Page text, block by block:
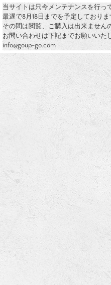
当サイトは只今メンテナンスを行っ
最遅で8月18日までを予定しておりま
その間は閲覧、ご購入は出来ません
お問い合わせは下記までお願いいた
info@goup-go.com